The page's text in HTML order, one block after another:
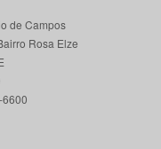
de Campos
Rosa Elze